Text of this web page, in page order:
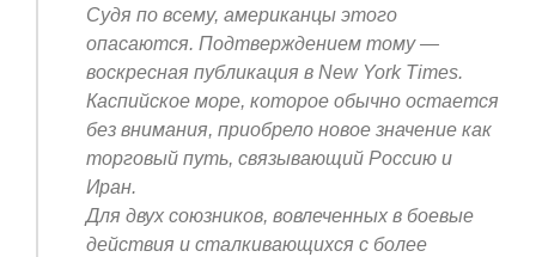
Судя по всему, американцы этого
опасаются. Подтверждением тому —
воскресная публикация в New York Times.
Каспийское море, которое обычно остается
без внимания, приобрело новое значение как
торговый путь, связывающий Россию и
Иран.
Для двух союзников, вовлеченных в боевые
действия и сталкивающихся с более